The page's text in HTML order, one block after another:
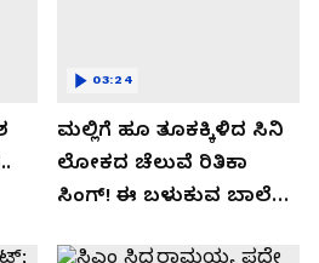
ಮಲ್ಲಿಗೆ ಹೂ ತೂಕಕ್ಕಿಳಿದ ಸಿನಿ
ಲೋಕದ ಚೆಲುವೆ ರಿತಿಕಾ
ಸಿಂಗ್!‌ ಈ ಬಳುಕುವ ಬಾಲೆ
03:24